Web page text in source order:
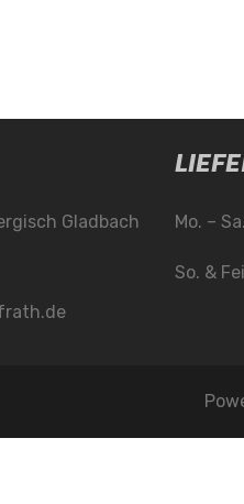
Gladbach Mo. –
So. &